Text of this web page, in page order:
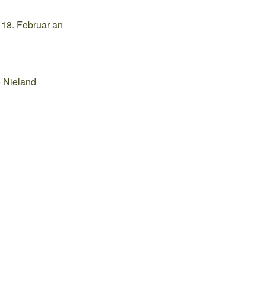
Februar an
Nieland